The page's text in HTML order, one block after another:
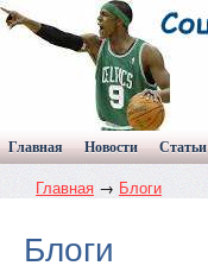
Главная Новости Статьи
Главная → Блоги
Блоги